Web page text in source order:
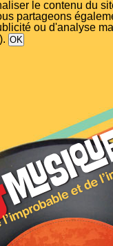
le contenu du
partageons
ou d'analyse